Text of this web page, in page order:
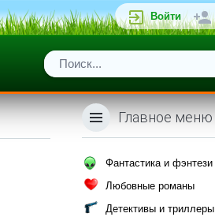
Войти
Главное меню
Фантастика и фэнтези
Любовные романы
Детективы и триллеры